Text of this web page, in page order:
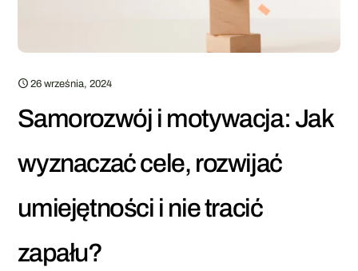
26 września, 2024
Samorozwój i motywacja: Jak
wyznaczać cele, rozwijać
umiejętności i nie tracić
zapału?